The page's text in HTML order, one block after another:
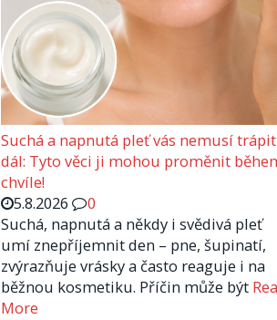
Suchá a napnutá pleť vás nemusí trápit
dál: Tyto věci ji mohou proměnit
chvíle!
5.8.2026
0
Suchá, napnutá a někdy i svědivá pleť
umí znepříjemnit den – pne, šupinatí,
zvýrazňuje vrásky a často reaguje i na
běžnou kosmetiku. Příčin může být
More